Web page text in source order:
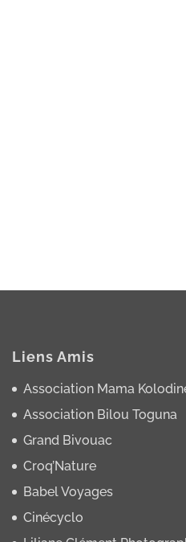
Liens Amis
Association Mama
Association Bilou Toguna
Grand Bivouac
Croq’Nature
Babel Voyages
Cinécyclo